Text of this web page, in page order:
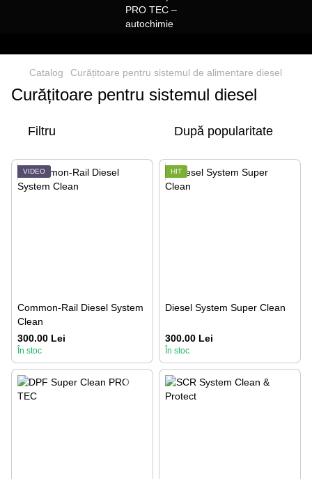
Catalog Curățitoare pentru sistemul de alimentare diesel
Curățitoare pentru sistemul diesel
Filtru După popularitate
VIDEO
Common-Rail Diesel System
Clean
300.00 Lei
În stoc
HIT
Diesel System Super Clean
300.00 Lei
În stoc